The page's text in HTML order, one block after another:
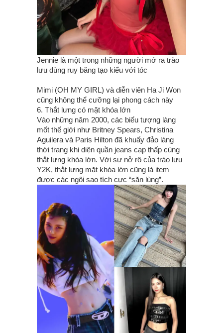
Jennie là một trong những người mở ra trào
lưu dùng ruy băng tạo kiểu với tóc
Mimi (OH MY GIRL) và diễn viên Ha Ji Won
cũng không thể cưỡng lại phong cách này
6. Thắt lưng có mặt khóa lớn
Vào những năm 2000, các biểu tượng làng
mốt thế giới như Britney Spears, Christina
Aguilera và Paris Hilton đã khuấy đảo làng
thời trang khi diện quần jeans cạp thấp cùng
thắt lưng khóa lớn. Với sự nở rộ của trào lưu
Y2K, thắt lưng mặt khóa lớn cũng là item
được các ngôi sao tích cực “săn lùng”.